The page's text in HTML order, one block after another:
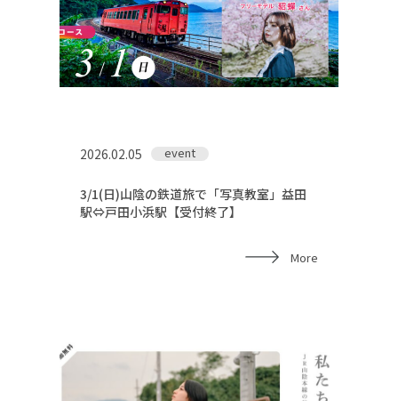
2026.02.05 event
3/1(日)山陰の鉄道旅で「写真教室」益田
駅⇔戸田小浜駅【受付終了】
More